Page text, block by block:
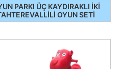
PARKI ÜÇ KAYDIRAKLI İKİ
OYUN SETİ